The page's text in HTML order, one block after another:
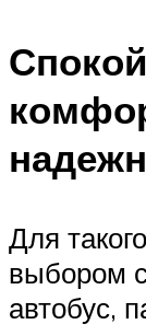
Для
выбором
автобус,